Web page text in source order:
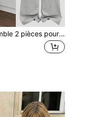
SHEIN Ensemble 2 pièces pour fille préadolescente, Top à manches longues et pantalon avec motif nœud polyvalent, gris clair